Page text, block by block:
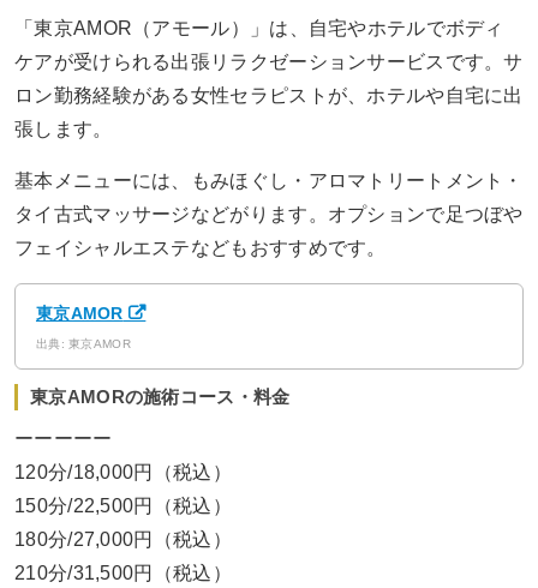
「東京AMOR（アモール）」は、自宅やホテルでボディ
ケアが受けられる出張リラクゼーションサービスです。サ
ロン勤務経験がある女性セラピストが、ホテルや自宅に出
張します。
基本メニューには、もみほぐし・アロマトリートメント・
タイ古式マッサージなどがります。オプションで足つぼや
フェイシャルエステなどもおすすめです。
東京AMOR
出典: 東京AMOR
東京AMORの施術コース・料金
ーーーーー
120分/18,000円（税込）
150分/22,500円（税込）
180分/27,000円（税込）
210分/31,500円（税込）